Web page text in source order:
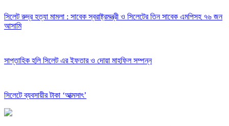
সিলেট রুদ্র হত্যা মামলা : সাবেক স্বরাষ্ট্রমন্ত্রী ও সিলেটের তিন সাবেক এমপিসহ ৭৬ জন
আসামি
সাপ্তাহিক হলি সিলেট এর ইফতার ও দোয়া মাহফিল সম্পন্ন
সিলেটে ব্যবসায়ীর টাকা ‘আত্মসাৎ’